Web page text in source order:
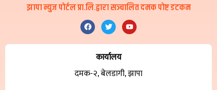
झापा न्युज पोर्टल प्रा.लि.द्वारा सञ्चालित दमक पोष्ट डटकम
कार्यालय
दमक-२, बेलडागी, झापा